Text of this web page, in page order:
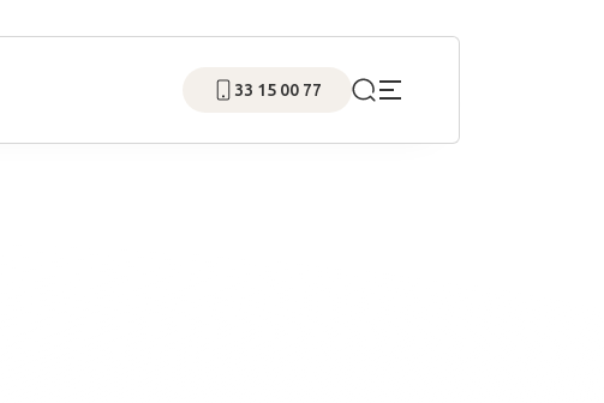
33 15 00 77